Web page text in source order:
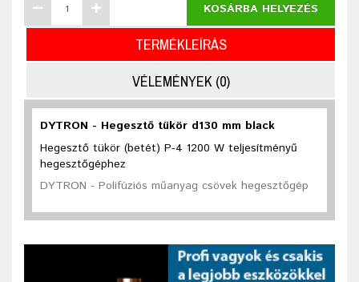
KOSÁRBA HELYEZÉS
TERMÉKLEÍRÁS
VÉLEMÉNYEK (0)
DYTRON - Hegesztő tükör d130 mm black
Hegesztő tükör (betét) P-4 1200 W teljesítményű
hegesztőgéphez
DYTRON - Polifúziós műanyag csövek hegesztőgép